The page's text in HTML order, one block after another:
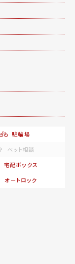
駐輪場
ペット相談
宅配ボックス
オートロック